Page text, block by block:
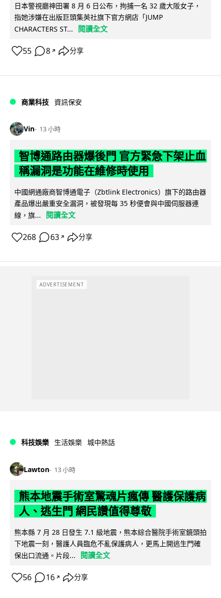
日本警視廳神田署 8 月 6 日公布，拘捕一名 32 歲大阪女子，
指她涉嫌在出版巨頭集英社旗下官方網店「JUMP
CHARACTERS ST...
閱讀全文
55 8 ↗ 分享
商業科技 資訊保安
Vin 13 小時
智博通路由器爆後門 官方緊急下架止血
稱漏洞是功能在維修時使用
中國網通廠商智博通電子（Zbtlink Electronics）旗下的路由器
產品爆出嚴重安全漏洞，被發現每 35 秒便會與中國伺服器連
線，旗...
閱讀全文
268 63 ↗ 分享
ADVERTISEMENT
科技娛樂 生活娛樂 城中熱話
Lawton 13 小時
熊本地震手術室驚魂片瘋傳 醫護保護病
人、逃生門 網民讚值得尊敬
熊本縣 7 月 28 日發生 7.1 級地震，熊本綜合醫院手術室鏡頭拍
下地震一刻，醫護人員臨危不亂保護病人，更馬上開逃生門確
保出口流通。片段...
閱讀全文
56 16 ↗ 分享